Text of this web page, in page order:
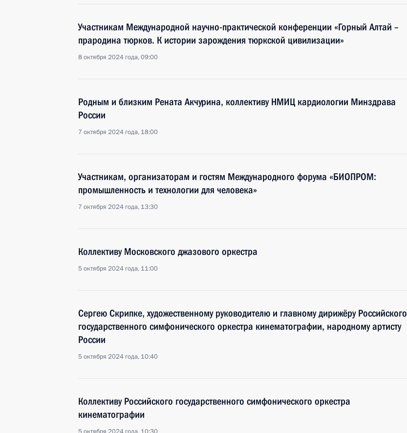
Участникам Международной научно-практической конференции «Горный Алтай –
прародина тюрков. К истории зарождения тюркской цивилизации»
8 октября 2024 года, 09:00
Родным и близким Рената Акчурина, коллективу НМИЦ кардиологии Минздрава
России
7 октября 2024 года, 18:00
Участникам, организаторам и гостям Международного форума «БИОПРОМ:
промышленность и технологии для человека»
7 октября 2024 года, 13:30
Коллективу Московского джазового оркестра
5 октября 2024 года, 11:00
Сергею Скрипке, художественному руководителю и главному дирижёру Российского
государственного симфонического оркестра кинематографии, народному артисту
России
5 октября 2024 года, 10:40
Коллективу Российского государственного симфонического оркестра
кинематографии